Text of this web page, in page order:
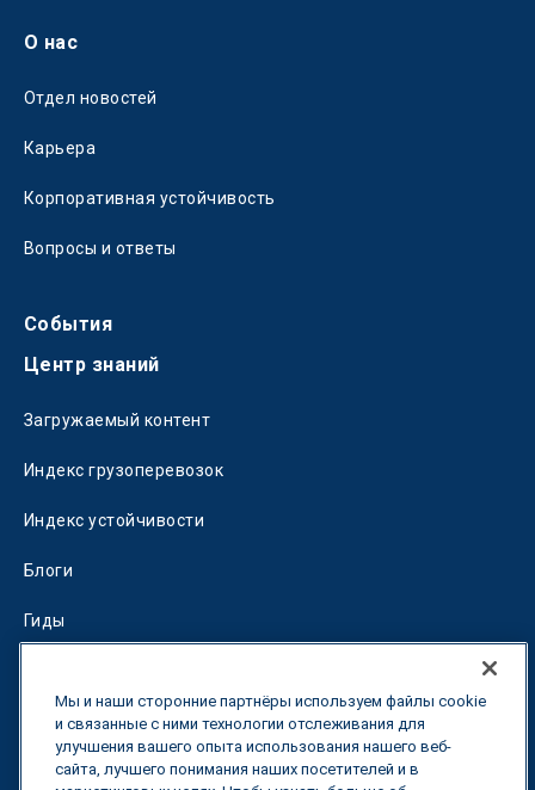
О нас
Отдел новостей
Карьера
Корпоративная устойчивость
Вопросы и ответы
События
Центр знаний
Загружаемый контент
Индекс грузоперевозок
Индекс устойчивости
Блоги
Гиды
Калькулятор оптимизации перевозок
Тарифный трекер
Мы и наши сторонние партнёры используем файлы cookie
и связанные с ними технологии отслеживания для
улучшения вашего опыта использования нашего веб-
сайта, лучшего понимания наших посетителей и в